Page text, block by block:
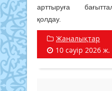
арттыруға
қолдау.
Жаңалықтар
10 сәуір 2026 ж.